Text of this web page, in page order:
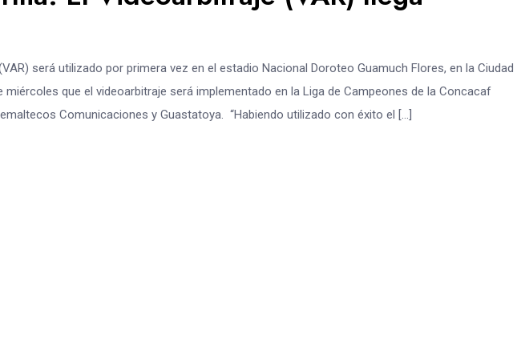
será utilizado por primera vez en el estadio Nacional Doroteo Guamuch Flores, en la Ciudad
que el videoarbitraje será implementado en la Liga de Campeones de la Concacaf
Comunicaciones y Guastatoya. “Habiendo utilizado con éxito el […]